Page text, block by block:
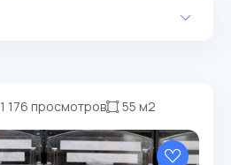
1 176 просмотров 55 м2